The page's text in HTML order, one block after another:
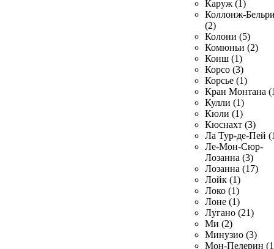
Каруж (1)
Коллонж-
(2)
Колони (5)
Комюньи (2)
Конш (1)
Корсо (3)
Корсье (1)
Кран Монтана
Кулли (1)
Кюли (1)
Кюснахт (3)
Ла Тур-де-Пей
Ле-Мон-Сюр-
Лозанна (3)
Лозанна (17)
Лойк (1)
Локо (1)
Лоне (1)
Лугано (21)
Ми (2)
Минузио (3)
Мон-Пелерин